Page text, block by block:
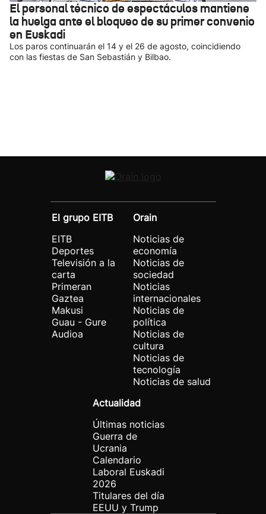
El personal técnico de espectáculos mantiene
la huelga ante el bloqueo de su primer convenio
en Euskadi
Los paros continuarán el 14 y el 26 de agosto, coincidiendo
con las fiestas de San Sebastián y Bilbao.
El grupo EITB
EITB
Deportes
Televisión a la
carta
Primeran
Gaztea
Makusi
Guau - Gure
Audioa
Orain
Noticias de
economía
Noticias de
sociedad
Noticias
internacionales
Noticias de
política
Noticias de
cultura
Noticias de
tecnología
Noticias de salud
Actualidad
Últimas noticias
Guerra de
Ucrania
Calendario
Laboral Euskadi
2026
Titulares del día
EEUU y Trump